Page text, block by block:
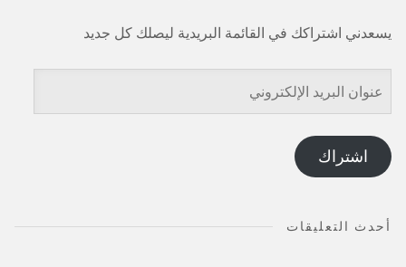
يسعدني اشتراكك في القائمة البريدية ليصلك كل جديد
عنوان
البريد
الإلكتروني
اشتراك
أحدث التعليقات